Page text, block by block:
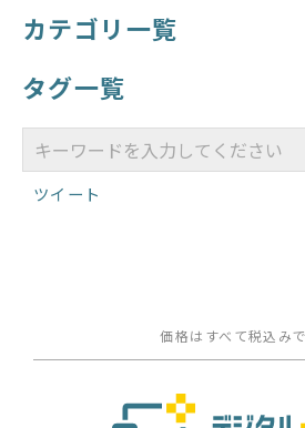
カテゴリ一覧
タグ一覧
ツイート
価格はすべて税込みで